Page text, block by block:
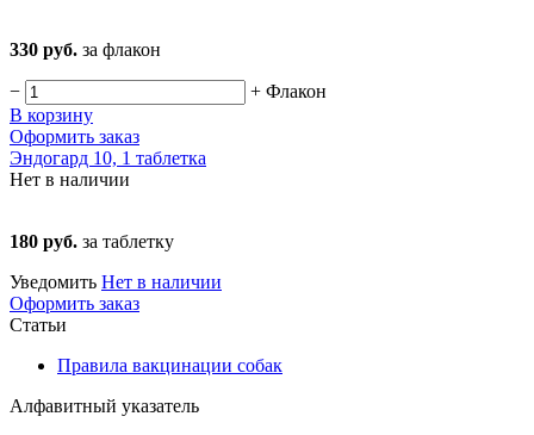
330 руб. за флакон
− + Флакон
В корзину
Оформить заказ
Эндогард 10, 1 таблетка
Нет в наличии
180 руб. за таблетку
Уведомить Нет в наличии
Оформить заказ
Статьи
Правила вакцинации собак
Алфавитный указатель